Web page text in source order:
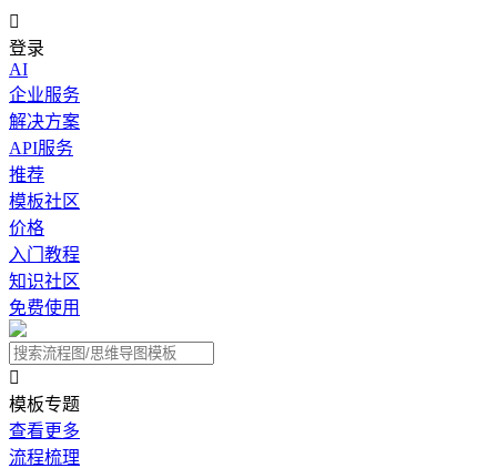

登录
AI
企业服务
解决方案
API服务
推荐
模板社区
价格
入门教程
知识社区
免费使用

模板专题
查看更多
流程梳理